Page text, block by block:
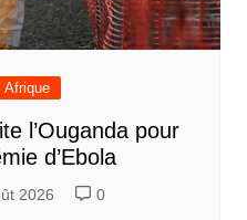
Afrique
l’Ouganda pour
d’Ebola
2026 0